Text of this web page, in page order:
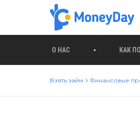
О НАС КАК
Взять займ Финансовые